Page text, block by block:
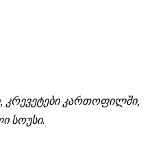
კრევეტები კართოფილში,
სოუსი.